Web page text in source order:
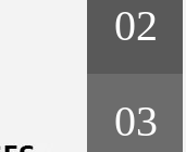
02
03